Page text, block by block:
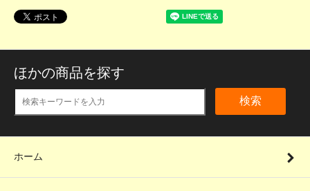
ほかの商品を探す
検索
ホーム